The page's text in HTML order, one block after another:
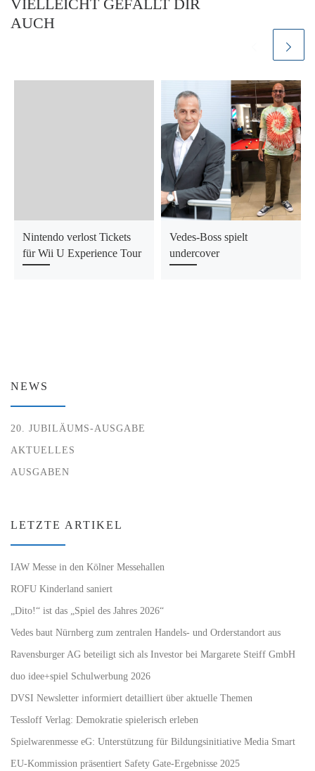
VIELLEICHT GEFÄLLT DIR
AUCH
Nintendo verlost Tickets
für Wii U Experience Tour
Vedes-Boss spielt
undercover
NEWS
20. JUBILÄUMS-AUSGABE
AKTUELLES
AUSGABEN
LETZTE ARTIKEL
IAW Messe in den Kölner Messehallen
ROFU Kinderland saniert
„Dito!“ ist das „Spiel des Jahres 2026“
Vedes baut Nürnberg zum zentralen Handels- und Orderstandort aus
Ravensburger AG beteiligt sich als Investor bei Margarete Steiff GmbH
duo idee+spiel Schulwerbung 2026
DVSI Newsletter informiert detailliert über aktuelle Themen
Tessloff Verlag: Demokratie spielerisch erleben
Spielwarenmesse eG: Unterstützung für Bildungsinitiative Media Smart
EU-Kommission präsentiert Safety Gate-Ergebnisse 2025